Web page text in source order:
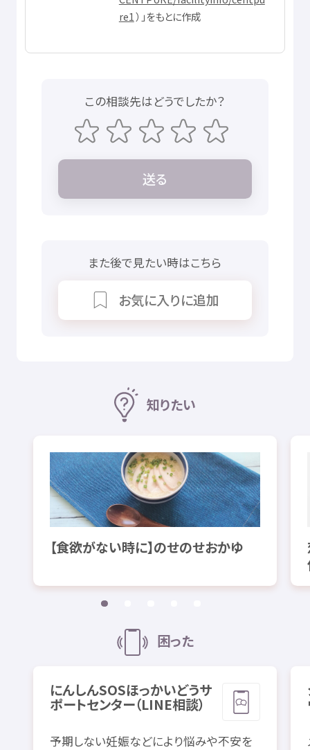
re1）」をもとに作成
この相談先はどうでしたか？
送る
また後で 見たい時はこちら
お気に入りに追加
知りたい
【食欲がない時に】のせのせおかゆ
困った
にんしんSOSほっかいどうサ
ポートセンター（LINE相談）
予期しない妊娠などにより悩みや不安を